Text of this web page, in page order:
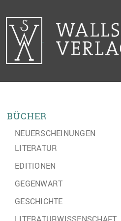
BÜCHER
NEUERSCHEINUNGEN
LITERATUR
EDITIONEN
GEGENWART
GESCHICHTE